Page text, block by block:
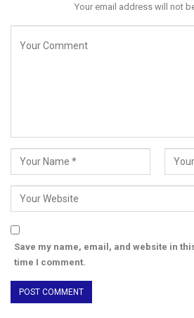
Your email address will not
Save my name, email, and website in
time I comment.